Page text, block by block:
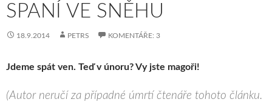
SPANÍ VE SNĚHU
18.9.2014 PETRS KOMENTÁŘE: 3
Jdeme spát ven. Teď v únoru? Vy jste magoři!
(Autor neručí za případné úmrtí čtenáře tohoto článku.